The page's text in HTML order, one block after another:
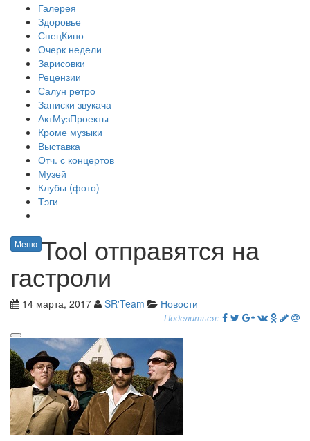
Галерея
Здоровье
СпецКино
Очерк недели
Зарисовки
Рецензии
Салун ретро
Записки звукача
АктМузПроекты
Кроме музыки
Выставка
Отч. с концертов
Музей
Клубы (фото)
Тэги
Меню Tool отправятся на
гастроли
14 марта, 2017 SR'Team Новости
Поделиться: